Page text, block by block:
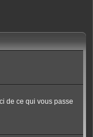
de ce qui vous passe